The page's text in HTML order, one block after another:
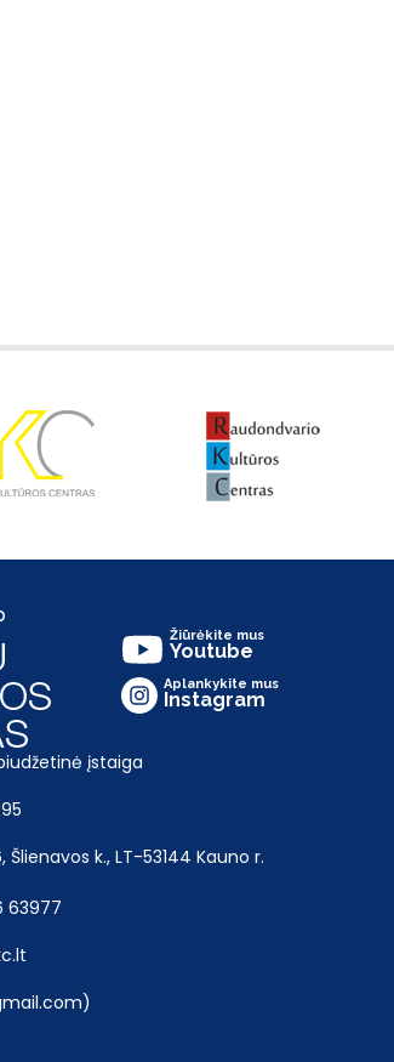
Žiūrėkite mus
Youtube
Aplankykite mus
Instagram
įstaiga
Šlienavos k., LT-53144 Kauno r.
63977